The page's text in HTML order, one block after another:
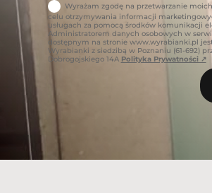
Wyrażam zgodę na przetwarzanie
celu otrzymywania informacji
usługach za pomocą środków komunikacji
Administratorem danych osobowych w
dostępnym na stronie www.wyrabianki.pl
Wyrabianki z siedzibą w Poznaniu (61-692)
Dobrogojskiego 14A Polityka Prywatności ↗